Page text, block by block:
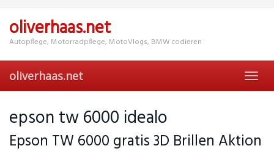
main
content
oliverhaas.net
Autopflege, Motorradpflege, MotoVlogs, BMW codieren
oliverhaas.net
epson tw 6000 idealo
Epson TW 6000 gratis 3D Brillen Aktion